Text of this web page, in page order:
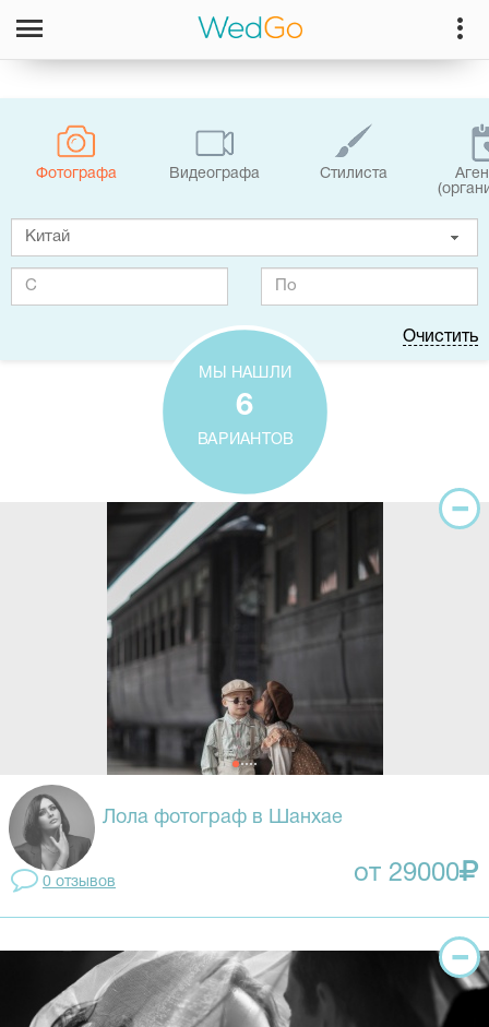
Фотографa Видеографa Стилиста
Очистить
МЫ НАШЛИ
6
ВАРИАНТОВ
Лола фотограф в Шанхае
0 отзывов от 29000